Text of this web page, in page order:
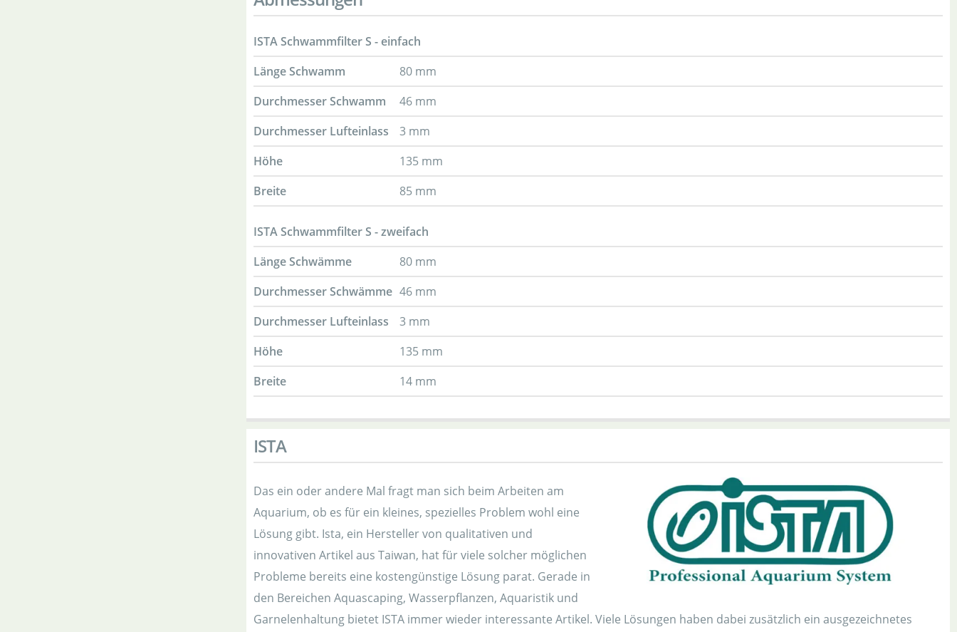
ISTA Schwammfilter S - einfach
Länge Schwamm
80 mm
Durchmesser Schwamm
46 mm
Durchmesser Lufteinlass
3 mm
Höhe
135 mm
Breite
85 mm
ISTA Schwammfilter S - zweifach
Länge Schwämme
80 mm
Durchmesser Schwämme 46 mm
Durchmesser Lufteinlass
3 mm
Höhe
135 mm
Breite
14 mm
ISTA
Das ein oder andere Mal fragt man sich beim Arbeiten am
Aquarium, ob es für ein kleines, spezielles Problem wohl eine
Lösung gibt. Ista, ein Hersteller von qualitativen und
innovativen Artikel aus Taiwan, hat für viele solcher möglichen
Probleme bereits eine kostengünstige Lösung parat. Gerade in
den Bereichen Aquascaping, Wasserpflanzen, Aquaristik und
Garnelenhaltung bietet ISTA immer wieder interessante Artikel. Viele Lösungen haben dabei zusätzlich ein ausgezeichnetes